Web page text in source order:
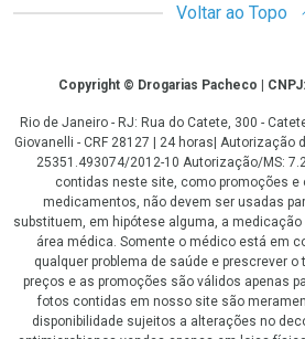
Voltar ao Topo
CopyrightCopyright © Drogarias Pacheco |
Rio de Janeiro - RJ: Rua do Catete, 300 -
Giovanelli - CRF 28127 | 24 horas| Autorização
25351.493074/2012-10 Autorização/MS:
contidas neste site, como promoções e
medicamentos, não devem ser usadas
substituem, em hipótese alguma, a
área médica. Somente o médico está em
qualquer problema de saúde e prescrever
preços e as promoções são válidos apenas
fotos contidas em nosso site são
disponibilidade sujeitos a alterações no